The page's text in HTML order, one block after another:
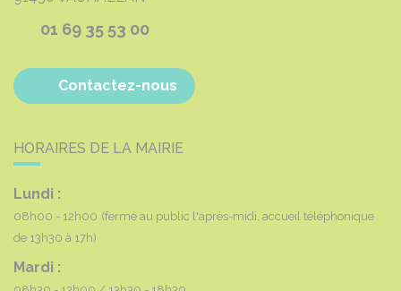
01 69 35 53 00
Contactez-nous
HORAIRES DE LA MAIRIE
Lundi :
08h00 - 12h00 (fermé au public l'après-midi, accueil téléphonique
de 13h30 à 17h)
Mardi :